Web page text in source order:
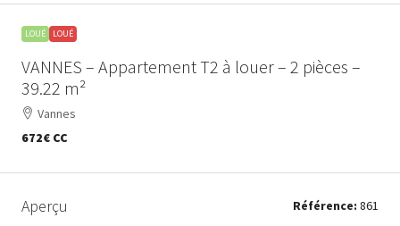
LOUÉ LOUÉ
VANNES – Appartement T2 à louer – 2 pièces –
39.22 m²
Vannes
672€ CC
Aperçu Référence: 861